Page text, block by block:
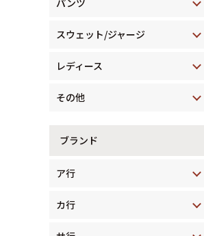
スウェット/ジャージ
レディース
その他
ブランド
ア行
カ行